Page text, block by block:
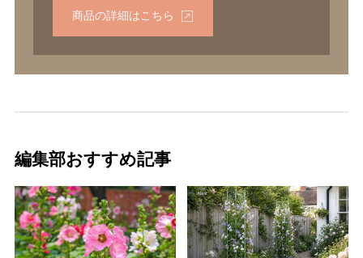
商品の詳細はこちら
編集部おすすめ記事